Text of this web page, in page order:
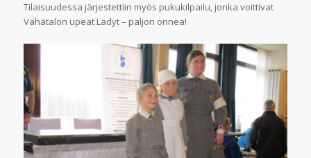
Tilaisuudessa järjestettiin myös pukukilpailu, jonka voittivat
Vähätalon upeat Ladyt – paljon onnea!